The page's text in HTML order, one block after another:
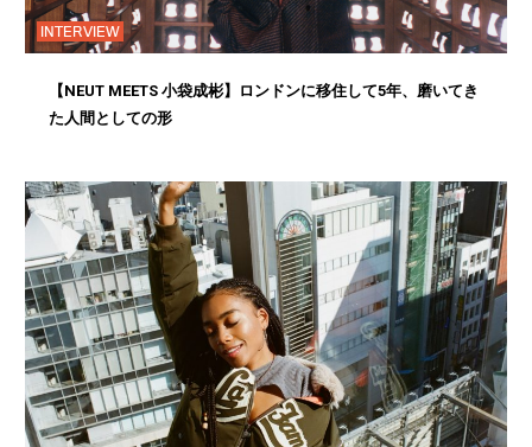
INTERVIEW
【NEUT MEETS 小袋成彬】ロンドンに移住して5年、磨いてき
た人間としての形